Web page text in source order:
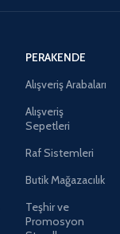
PERAKENDE
Alışveriş Arabaları
Alışveriş
Sepetleri
Raf Sistemleri
Butik Mağazacılık
Teşhir ve
Promosyon